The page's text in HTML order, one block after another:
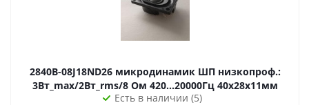
2840B-08J18ND26 микродинамик ШП низкопроф.:
3Вт_max/2Вт_rms/8 Ом 420...20000Гц 40х28х11мм
Есть в наличии (5)